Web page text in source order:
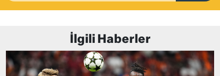
İlgili Haberler